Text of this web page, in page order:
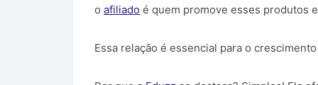
o afiliado é quem promove esses produtos
Essa relação é essencial para o